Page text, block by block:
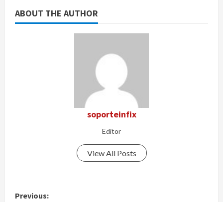
ABOUT THE AUTHOR
soporteinfix
Editor
View All Posts
P
Previous: